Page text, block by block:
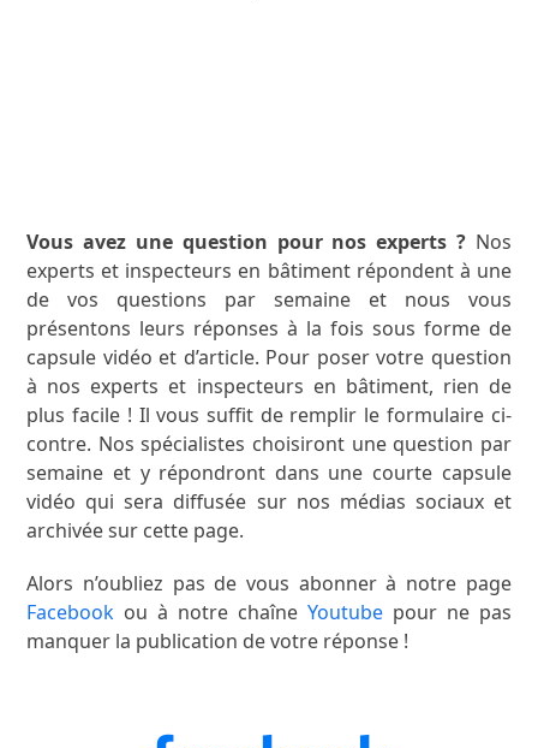
Vous avez une question pour nos experts ? Nos
experts et inspecteurs en bâtiment répondent à une
de vos questions par semaine et nous vous
présentons leurs réponses à la fois sous forme de
capsule vidéo et d’article. Pour poser votre question
à nos experts et inspecteurs en bâtiment, rien de
plus facile ! Il vous suffit de remplir le formulaire ci-
contre. Nos spécialistes choisiront une question par
semaine et y répondront dans une courte capsule
vidéo qui sera diffusée sur nos médias sociaux et
archivée sur cette page.
Alors n’oubliez pas de vous abonner à notre page
Facebook ou à notre chaîne Youtubepour ne pas
manquer la publication de votre réponse !